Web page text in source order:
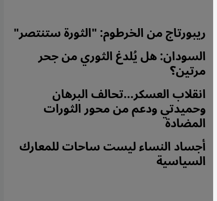
ريبورتاج من الخرطوم: "الثورة ستنتصر"
السودان: هل يُلدغ الثوري من جحر
مرتين؟
انقلاب العسكر...تحالف البرهان
وحميدتي ودعم من محور الثورات
المضادة
أجساد النساء ليست ساحات للمعارك
السياسية